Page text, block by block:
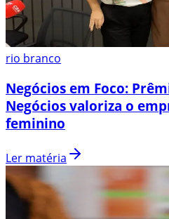
rio branco
Negócios em Foco:
Negócios valoriza o
feminino
Ler matéria